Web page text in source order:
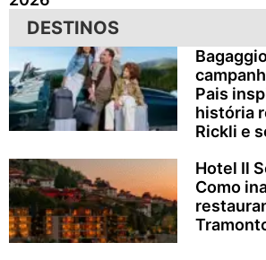
DESTINOS
Pais
história
Rickli e
Hotel Il
Como